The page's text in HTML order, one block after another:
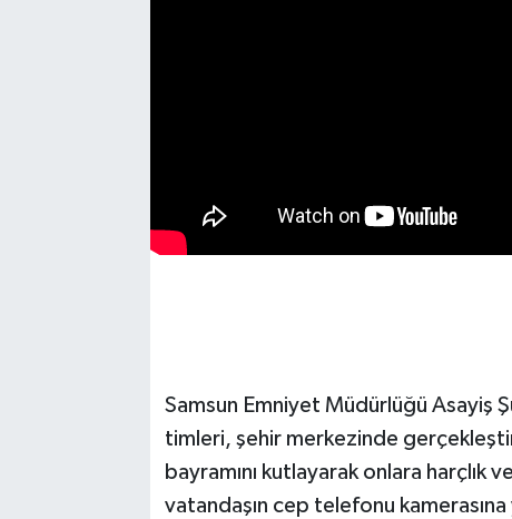
Samsun Emniyet Müdürlüğü Asayiş
timleri, şehir merkezinde
bayramını kutlayarak onlara harçlık
vatandaşın cep telefonu kamerasına